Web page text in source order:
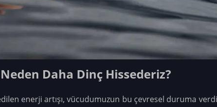
Daha Dinç Hissederiz?
enerji artışı, vücudumuzun bu çevresel duruma